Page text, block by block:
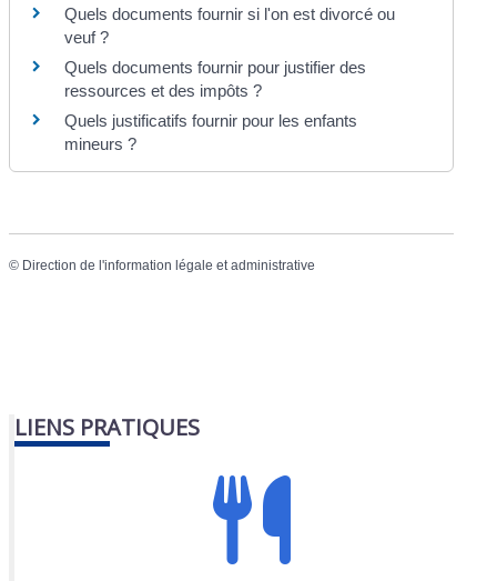
Quels documents fournir si l'on est divorcé ou
veuf ?
Quels documents fournir pour justifier des
ressources et des impôts ?
Quels justificatifs fournir pour les enfants
mineurs ?
© Direction de l'information légale et administrative
LIENS PRATIQUES